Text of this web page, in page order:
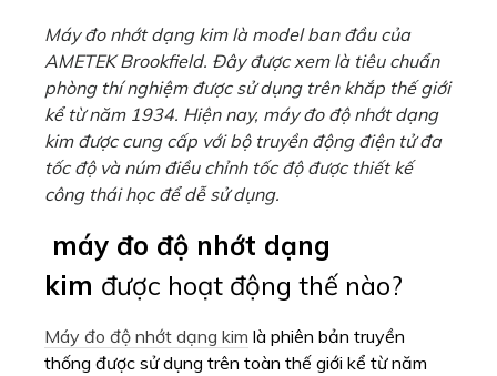
Máy đo nhớt dạng kim là model ban đầu của
AMETEK Brookfield. Đây được xem là tiêu chuẩn
phòng thí nghiệm được sử dụng trên khắp thế giới
kể từ năm 1934. Hiện nay, máy đo độ nhớt dạng
kim được cung cấp với bộ truyền động điện tử đa
tốc độ và núm điều chỉnh tốc độ được thiết kế
công thái học để dễ sử dụng.
máy đo độ nhớt dạng
kim được hoạt động thế nào?
Máy đo độ nhớt dạng kim là phiên bản truyền
thống được sử dụng trên toàn thế giới kể từ năm